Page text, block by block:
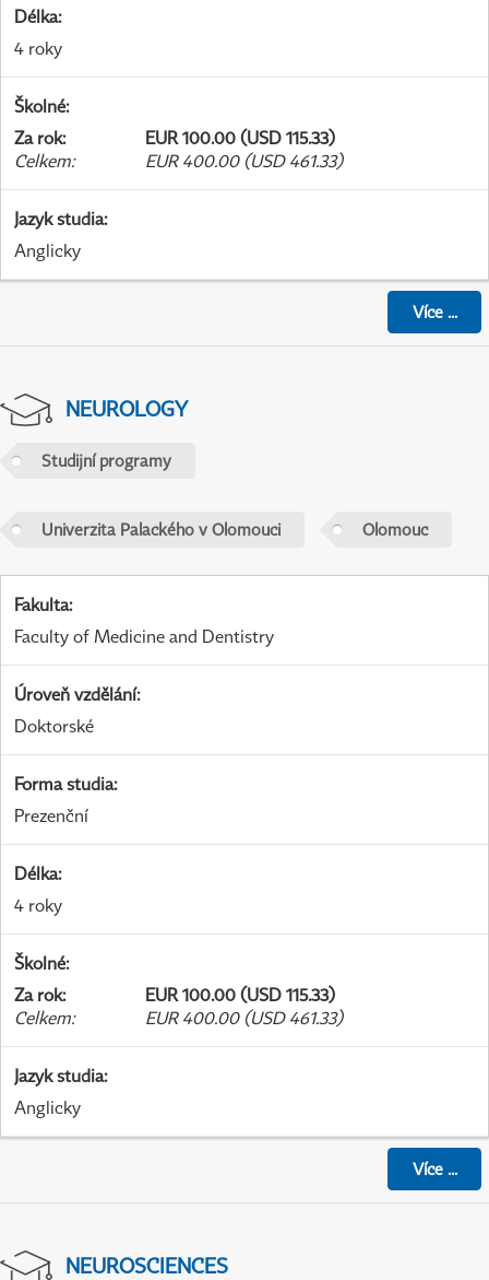
Délka:
4 roky
Školné:
Za rok:
EUR 100.00 (USD 115.33)
Celkem: EUR 400.00 (USD 461.33)
Jazyk studia:
Anglicky
Více...
NEUROLOGY
Studijní programy
Univerzita Palackého v Olomouci Olomouc
Fakulta:
Faculty of Medicine and Dentistry
Úroveň vzdělání:
Doktorské
Forma studia:
Prezenční
Délka:
4 roky
Školné:
Za rok:
EUR 100.00 (USD 115.33)
Celkem: EUR 400.00 (USD 461.33)
Jazyk studia:
Anglicky
Více...
NEUROSCIENCES